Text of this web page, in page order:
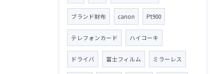
ブランド財布 canon Pt900
テレフォンカード ハイコーキ
ドライバ 富士フィルム ミラーレス